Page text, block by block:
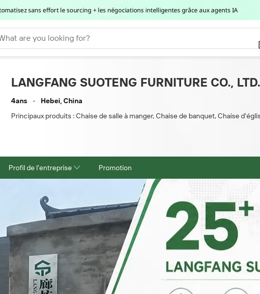
are you looking for?
LANGFANG SUOTENG FURNITURE CO., LTD.
4ans
Hebei, China
Principaux produits :Chaise de salle à manger, Chaise de banquet, Chaise
Profil de l'entreprise Promotion